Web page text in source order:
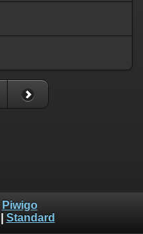
Piwigo
Standard